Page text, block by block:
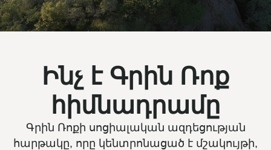
Ինչ է Գրին Ռոք
հիմնադրամը
Գրին Ռոքի սոցիալական ազդեցության
հարթակը, որը կենտրոնացած է մշակույթի,